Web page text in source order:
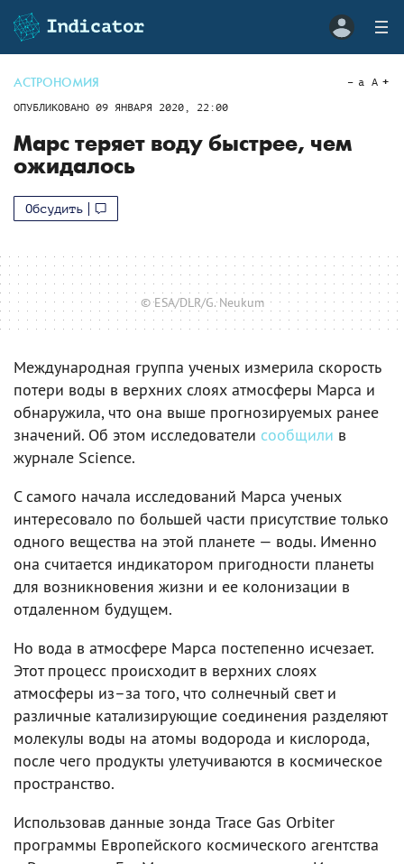
АСТРОНОМИЯ
ОПУБЛИКОВАНО 09 ЯНВАРЯ 2020, 22:00
a A
Марс теряет воду быстрее, чем
ожидалось
Обсудить
© ESA/DLR/G. Neukum
Международная группа ученых измерила скорость
потери воды в верхних слоях атмосферы Марса и
обнаружила, что она выше прогнозируемых ранее
значений. Об этом исследователи сообщили в
журнале Science.
С самого начала исследований Марса ученых
интересовало по большей части присутствие только
одного вещества на этой планете — воды. Именно
она считается индикатором пригодности планеты
для возникновения жизни и ее колонизации в
отдаленном будущем.
Но вода в атмосфере Марса постепенно исчезает.
Этот процесс происходит в верхних слоях
атмосферы из–за того, что солнечный свет и
различные катализирующие соединения разделяют
молекулы воды на атомы водорода и кислорода,
после чего продукты улетучиваются в космическое
пространство.
Использовав данные зонда Trace Gas Orbiter
программы Европейского космического агентства